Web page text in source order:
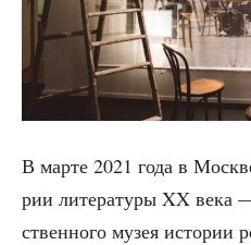
В мар­те 2021 года в
рии лите­ра­ту­ры XX века
ствен­но­го музея исто­рии